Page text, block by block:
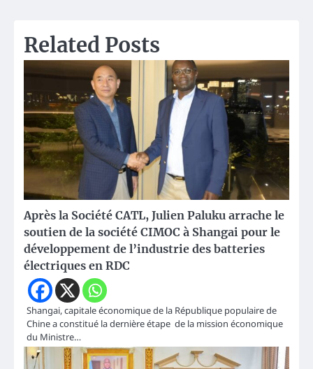
Related Posts
Après la Société CATL, Julien Paluku arrache le
soutien de la société CIMOC à Shangai pour le
développement de l’industrie des batteries
électriques en RDC
Shangai, capitale économique de la République populaire de
Chine a constitué la dernière étape de la mission économique
du Ministre…